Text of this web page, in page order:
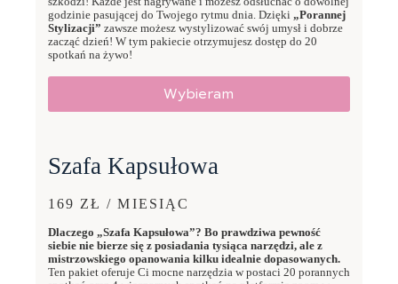
godzinie pasującej do Twojego rytmu dnia. Dzięki „Porannej
Stylizacji” zawsze możesz wystylizować swój umysł i dobrze
zacząć dzień! W tym pakiecie otrzymujesz dostęp do 20
spotkań na żywo!
Wybieram
Szafa Kapsułowa
169 ZŁ / MIESIĄC
Dlaczego „Szafa Kapsułowa”? Bo prawdziwa pewność
siebie nie bierze się z posiadania tysiąca narzędzi, ale z
mistrzowskiego opanowania kilku idealnie dopasowanych.
Ten pakiet oferuje Ci mocne narzędzia w postaci 20 porannych